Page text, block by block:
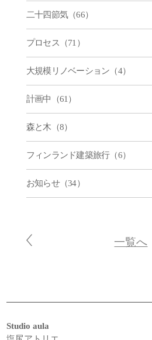
二十四節気（66）
プロセス（71）
大規模リノベーション（4）
計画中（61）
森と木（8）
フィンランド建築旅行（6）
お知らせ（34）
一覧へ
Studio aula